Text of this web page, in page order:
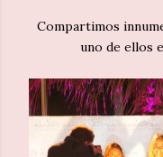
Compartimos
uno de ellos